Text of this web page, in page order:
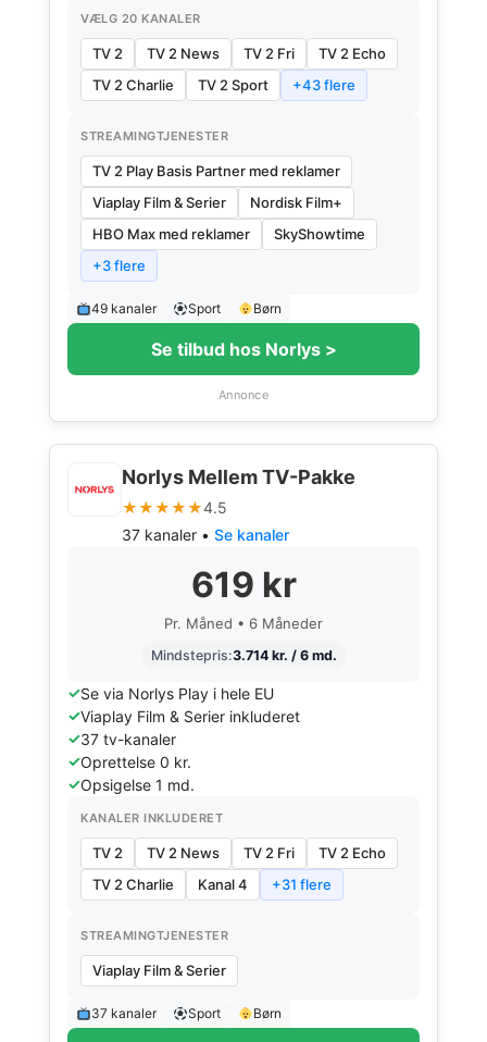
VÆLG 20 KANALER
TV 2 TV 2 News TV 2 Fri
TV 2 Echo
TV 2 Charlie
TV 2 Sport +43 flere
STREAMINGTJENESTER
TV 2 Play Basis Partner med reklamer
Viaplay Film & Serier
Nordisk Film+
HBO Max med reklamer
SkyShowtime
+3 flere
49 kanaler Sport Børn
Se tilbud hos Norlys >
Annonce
Norlys Mellem TV-Pakke
★★★★★4.5
37 kanaler • Se kanaler
619 kr
Pr. Måned • 6 Måneder
Mindstepris:3.714 kr. / 6 md.
Se via Norlys Play i hele EU
Viaplay Film & Serier inkluderet
37 tv-kanaler
Oprettelse 0 kr.
Opsigelse 1 md.
KANALER INKLUDERET
TV 2 TV 2 News TV 2 Fri
TV 2 Echo
TV 2 Charlie
Kanal 4 +31 flere
STREAMINGTJENESTER
Viaplay Film & Serier
37 kanaler Sport Børn